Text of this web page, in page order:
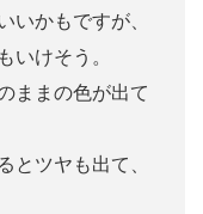
かもですが、
けそう。
ままの色が出て
ツヤも出て、